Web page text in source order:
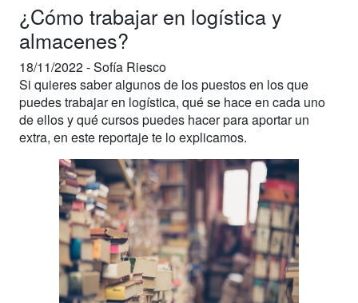
¿Cómo trabajar en logística y
almacenes?
18/11/2022 -Sofía Riesco
Si quieres saber algunos de los puestos en los que
puedes trabajar en logística, qué se hace en cada uno
de ellos y qué cursos puedes hacer para aportar un
extra, en este reportaje te lo explicamos.